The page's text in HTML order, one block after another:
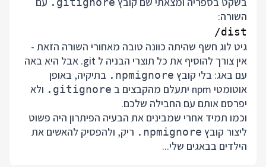
השורה:
dist/
גיט לוג חשף שהיתה כוונה טובה מאחורי השורה הזאת -
אין צורך להוסיף את כל תוצרי הבניה ל git. אבל היא באה
עם באג: בלי קובץ .npmignore בתיקיה, באופן
אוטומטי npm יתעלם מהקבצים ב
.gitignore ולא
יפרסם אותם עם החבילה שלכם.
וכמו תמיד אחרי שמבינים את הבעיה הפיתרון היה פשוט
ליצור קובץ .npmignore ריק, ולהפסיק להאשים את
הילדים בבאגים שלי...